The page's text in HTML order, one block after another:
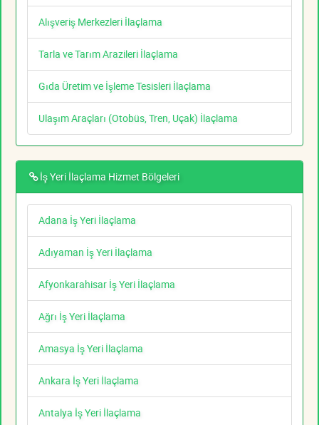
Alışveriş Merkezleri İlaçlama
Tarla ve Tarım Arazileri İlaçlama
Gıda Üretim ve İşleme Tesisleri İlaçlama
Ulaşım Araçları (Otobüs, Tren, Uçak) İlaçlama
İş Yeri İlaçlama Hizmet Bölgeleri
Adana İş Yeri İlaçlama
Adıyaman İş Yeri İlaçlama
Afyonkarahisar İş Yeri İlaçlama
Ağrı İş Yeri İlaçlama
Amasya İş Yeri İlaçlama
Ankara İş Yeri İlaçlama
Antalya İş Yeri İlaçlama